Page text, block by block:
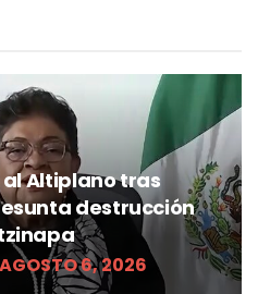
Altiplano tras
destrucción
AGOSTO 6, 2026